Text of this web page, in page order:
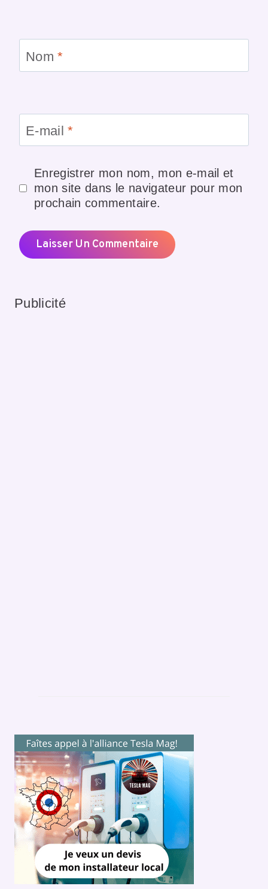
Nom*
E-mail*
Enregistrer mon nom, mon e-mail et
mon site dans le navigateur pour mon
prochain commentaire.
Publicité